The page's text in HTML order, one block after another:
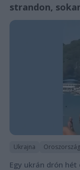
strandon,
Ukrajna Oroszország
Egy ukrán drón